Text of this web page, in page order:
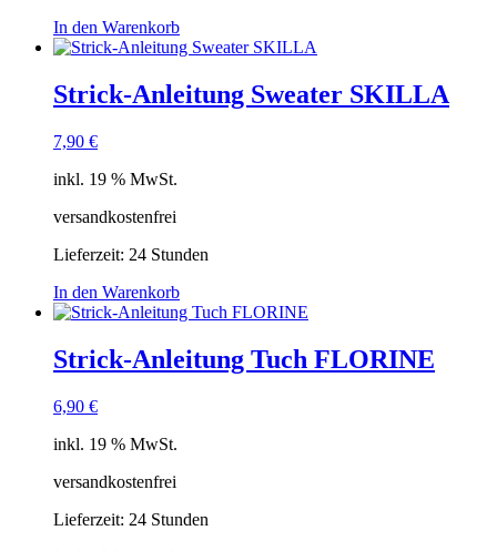
In den Warenkorb
Strick-Anleitung Sweater SKILLA
7,90 €
inkl. 19 % MwSt.
versandkostenfrei
Lieferzeit: 24 Stunden
In den Warenkorb
Strick-Anleitung Tuch FLORINE
6,90 €
inkl. 19 % MwSt.
versandkostenfrei
Lieferzeit: 24 Stunden